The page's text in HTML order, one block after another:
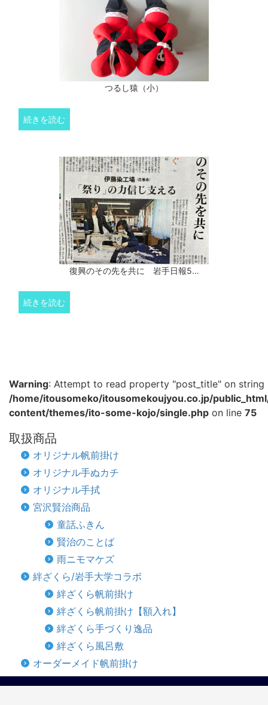
つるし猿（小）
続きを読む
復興のその先を共に 岩手日報5…
続きを読む
Warning: Attempt to read property "post_title" on string
/home/itousomeko/itousomekoujyou.co.jp/
content/themes/ito-some-kojo/single.php on line 75
取扱商品
オリジナル帆前掛け
オリジナル手ぬカチ
オリジナル手拭
宮沢賢治商品
童話ふきん
賢治のことば
雨ニモマケズ
絆ざくら/岩手大学コラボ
絆ざくら帆前掛け
絆ざくら帆前掛け【額入れ】
絆ざくら手づくり逸品
絆ざくら風呂敷
オーダーメイド帆前掛け